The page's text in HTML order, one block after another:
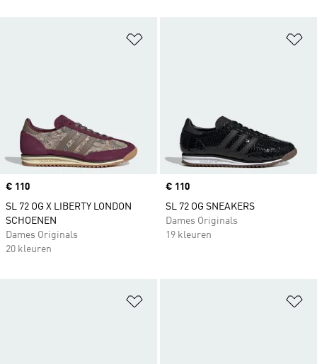
Price
€ 110
SL 72 OG X LIBERTY LONDON
SCHOENEN
Dames Originals
20 kleuren
Price
€ 110
SL 72 OG SNEAKERS
Dames Originals
19 kleuren